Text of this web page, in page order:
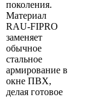
поколения.
Материал
RAU-FIPRO
заменяет
обычное
стальное
армирование в
окне ПВХ,
делая готовое